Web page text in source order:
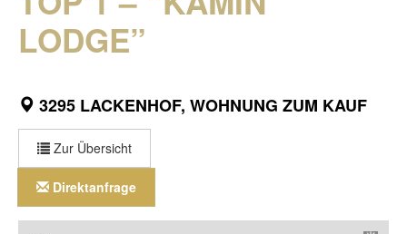
LODGE”
3295 LACKENHOF, WOHNUNG ZUM KAUF
Zur Übersicht
Direktanfrage